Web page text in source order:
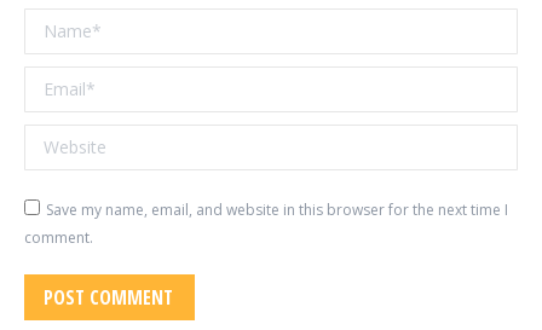
Name *
Email *
Website
Save my name, email, and website in this browser for the next time I
comment.
POST COMMENT